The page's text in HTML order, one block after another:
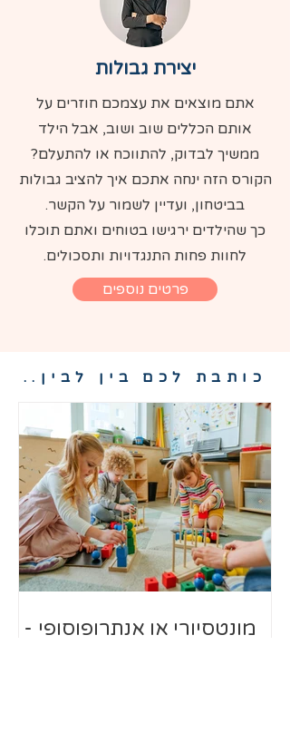
יצירת גבולות
אתם מוצאים את עצמכם חוזרים על
אותם הכללים שוב ושוב, אבל הילד
ממשיך לבדוק, להתווכח או להתעלם?
הקורס הזה ינחה אתכם איך להציב גבולות
בביטחון, ועדיין לשמור על הקשר.
כך שהילדים ירגישו בטוחים ואתם תוכלו
לחוות פחות התנגדויות ותסכולים.
פרטים נוספים
כותבת לכם בין לבין..
מונטסיורי או אנתרופוסופי -